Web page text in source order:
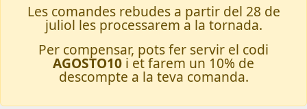
Les comandes rebudes a partir del 28 de
juliol les processarem a la tornada.
Per compensar, pots fer servir el codi
AGOSTO10 i et farem un 10% de
descompte a la teva comanda.